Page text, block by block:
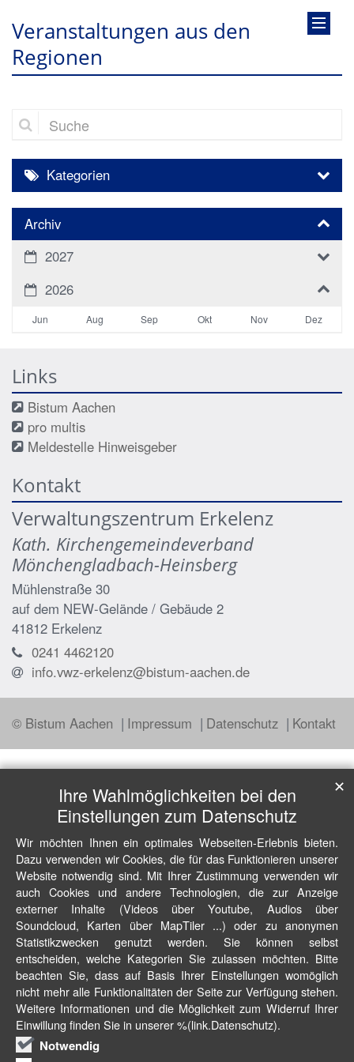
Veranstaltungen aus den
Regionen
Suche
Kategorien
Archiv
2027
2026
Jun Aug Sep Okt Nov Dez
Links
Bistum Aachen
pro multis
Meldestelle Hinweisgeber
Kontakt
Verwaltungszentrum Erkelenz
Kath. Kirchengemeindeverband
Mönchengladbach-Heinsberg
Mühlenstraße 30
auf dem NEW-Gelände / Gebäude 2
41812 Erkelenz
0241 4462120
info.vwz-erkelenz@bistum-aachen.de
© Bistum Aachen Impressum Datenschutz Kontakt
Ihre Wahlmöglichkeiten bei den
Einstellungen zum Datenschutz
Wir möchten Ihnen ein optimales Webseiten-Erlebnis bieten.
Dazu verwenden wir Cookies, die für das Funktionieren unserer
Website notwendig sind. Mit Ihrer Zustimmung verwenden wir
auch Cookies und andere Technologien, die zur Anzeige
externer Inhalte (Videos über Youtube, Audios über
Soundcloud, Karten über MapTiler ...) oder zu anonymen
Statistikzwecken genutzt werden. Sie können selbst
entscheiden, welche Kategorien Sie zulassen möchten. Bitte
beachten Sie, dass auf Basis Ihrer Einstellungen womöglich
nicht mehr alle Funktionalitäten der Seite zur Verfügung stehen.
Weitere Informationen und die Möglichkeit zum Widerruf Ihrer
Einwillung finden Sie in unserer %(link.Datenschutz).
Notwendig
✕